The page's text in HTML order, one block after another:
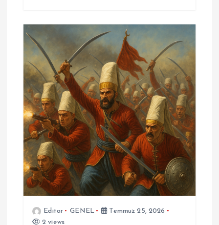
Editor GENEL
Temmuz 25, 2026
2 views